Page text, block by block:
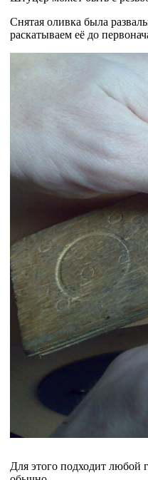
Снятая оливка была
раскатываем её до
Для этого подходит любой